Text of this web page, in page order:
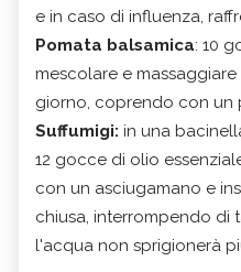
e in caso di influenza,
Pomata balsamica: 10
mescolare e
giorno, coprendo con un
Suffumigi: in una
12 gocce di olio
con un asciugamano e
chiusa, interrompendo di
l'acqua non sprigionerà